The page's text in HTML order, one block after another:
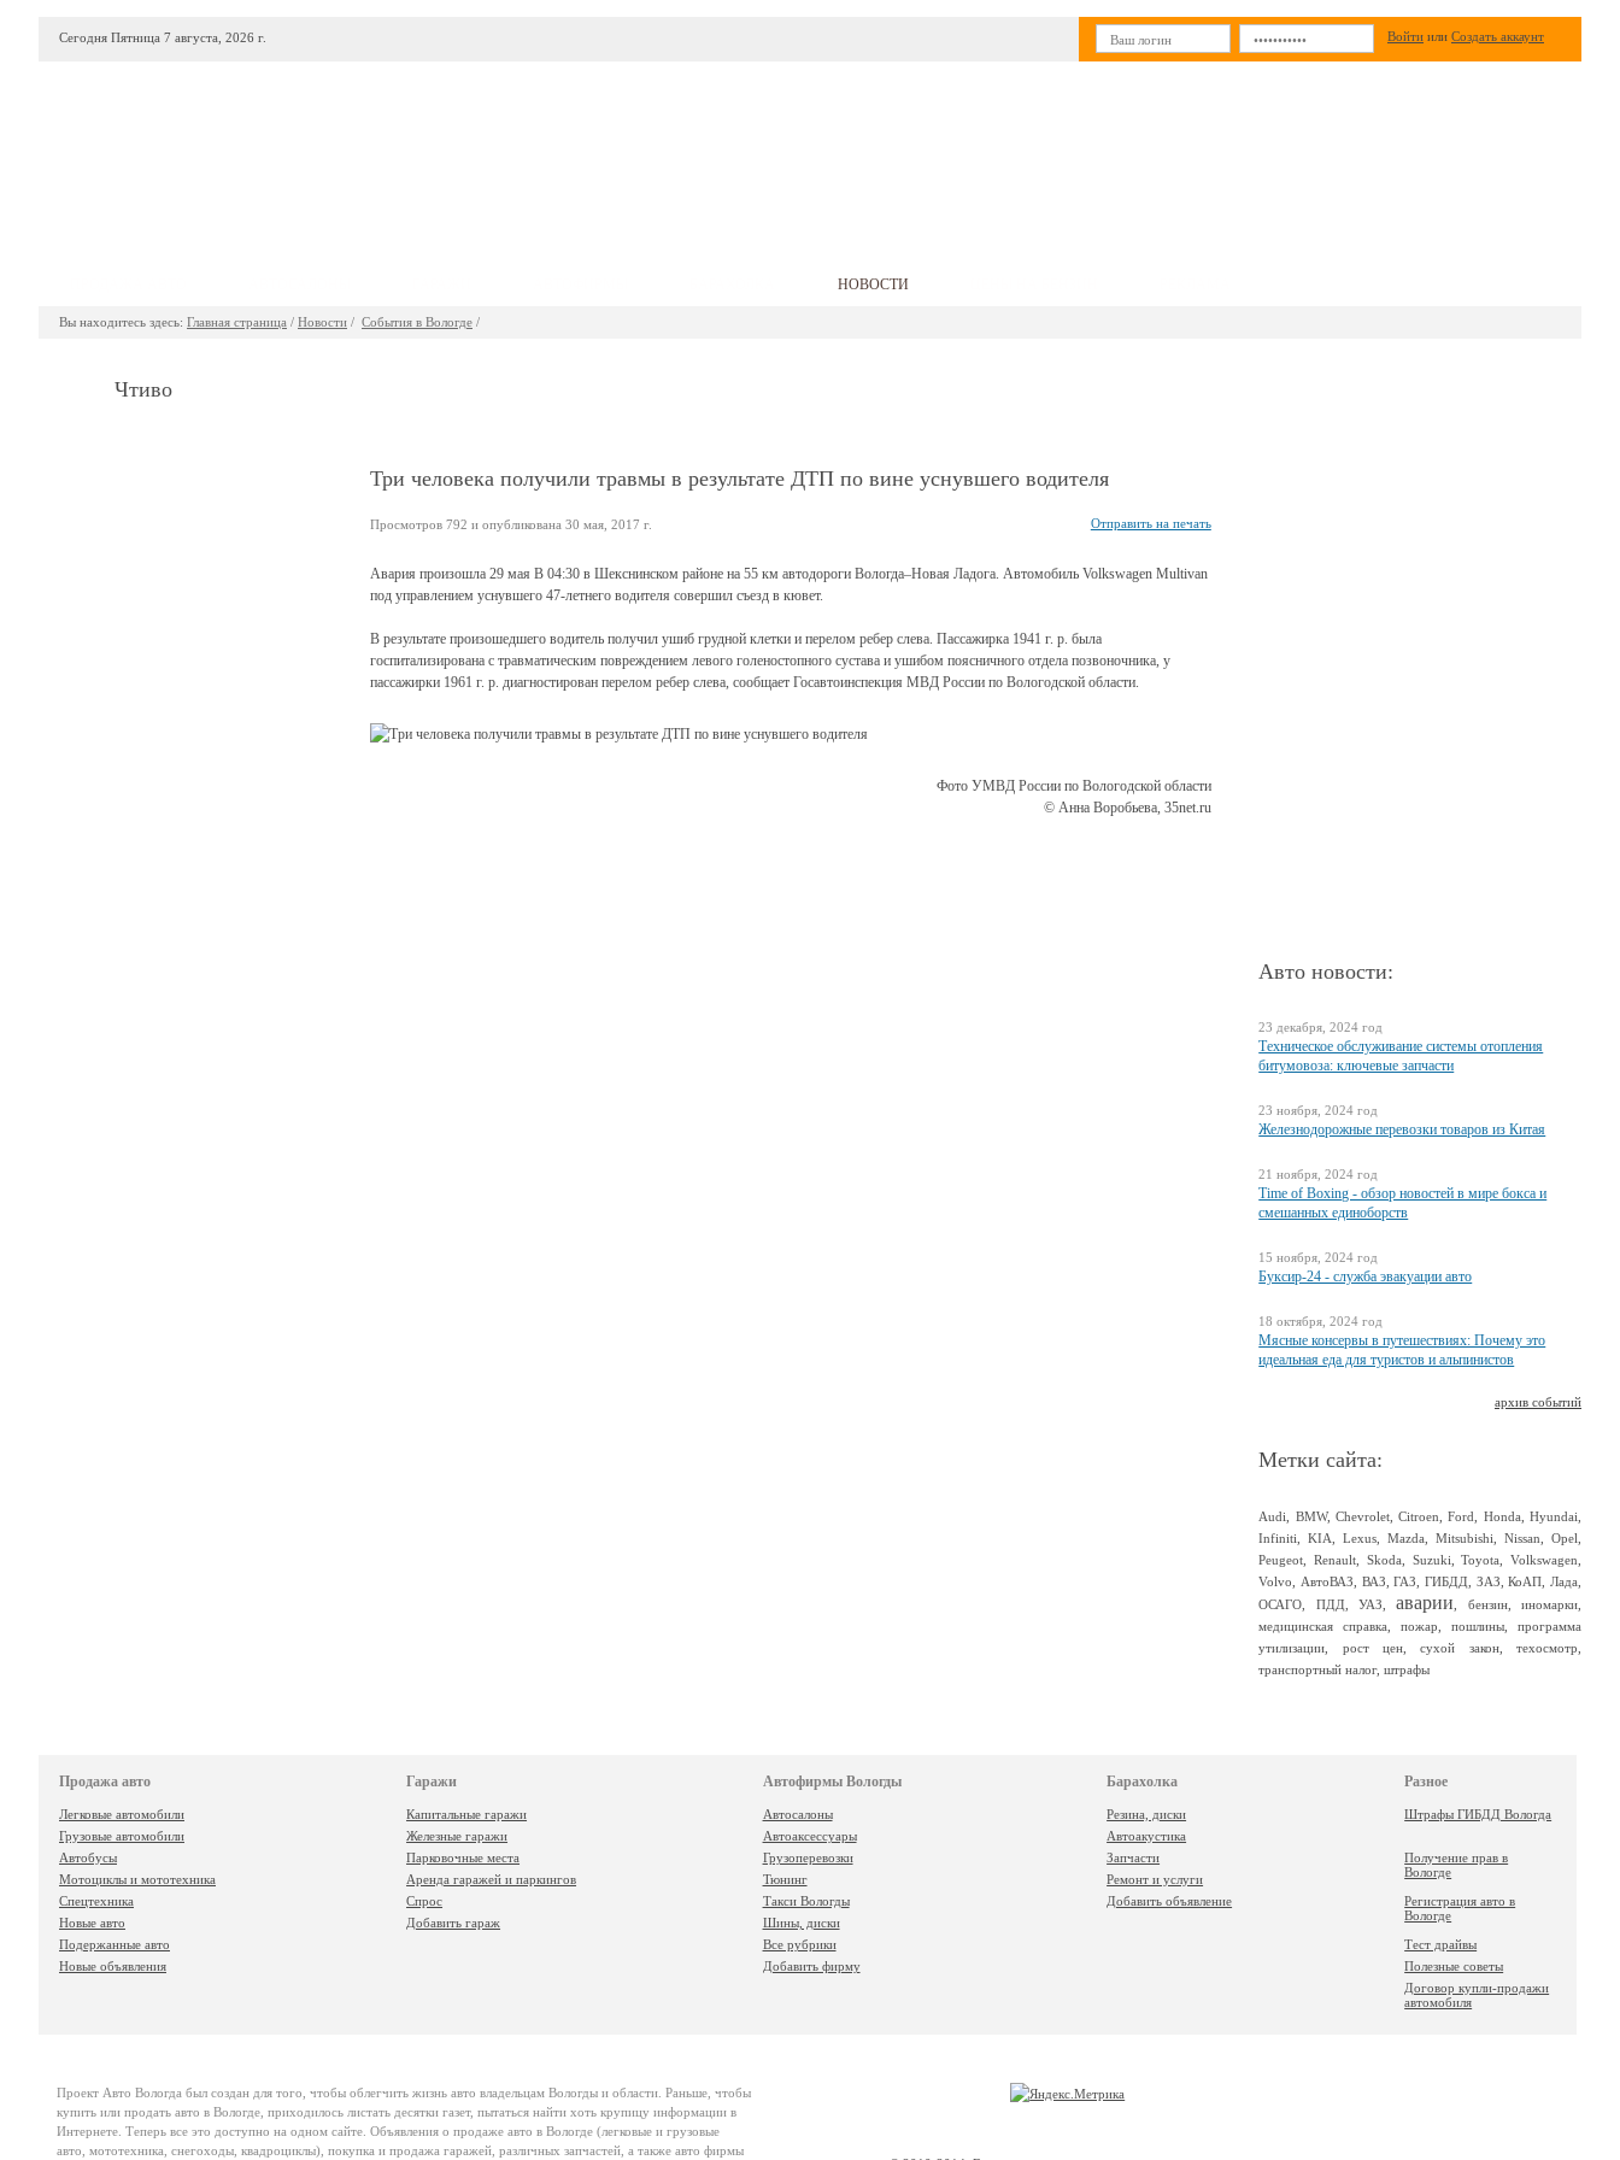
Сегодня Пятница 7 августа, 2026 г. Войти или Создать аккаунт
НОВОСТИ
Вы находитесь здесь: Главная страница / Новости / События в Вологде /
Чтиво
Три человека получили травмы в результате ДТП по вине уснувшего водителя
Просмотров 792 и опубликована 30 мая, 2017 г. Отправить на печать
Авария произошла 29 мая В 04:30 в Шекснинском районе на 55 км автодороги Вологда–Новая Ладога. Автомобиль Volkswagen Multivan
под управлением уснувшего 47-летнего водителя совершил съезд в кювет.
В результате произошедшего водитель получил ушиб грудной клетки и перелом ребер слева. Пассажирка 1941 г. р. была
госпитализирована с травматическим повреждением левого голеностопного сустава и ушибом поясничного отдела позвоночника, у
пассажирки 1961 г. р. диагностирован перелом ребер слева, сообщает Госавтоинспекция МВД России по Вологодской области.
Фото УМВД России по Вологодской области
© Анна Воробьева, 35net.ru
Авто новости:
23 декабря, 2024 год
Техническое обслуживание системы отопления
битумовоза: ключевые запчасти
23 ноября, 2024 год
Железнодорожные перевозки товаров из Китая
21 ноября, 2024 год
Time of Boxing - обзор новостей в мире бокса и
смешанных единоборств
15 ноября, 2024 год
Буксир-24 - служба эвакуации авто
18 октября, 2024 год
Мясные консервы в путешествиях: Почему это
идеальная еда для туристов и альпинистов
архив событий
Метки сайта:
Audi BMW, Chevrolet,Citroen ,Ford Honda ,Hyundai
Infiniti
,KIA ,Lexus ,Mazda ,Mitsubishi ,Nissan ,Opel
Peugeot
Renault Skoda Suzuki ,Toyota Volkswagen
Volvo
АвтоВАЗ ВАЗ ,ГАЗ ГИБДД ЗАЗ ,КоАП ,Лада
ОСАГО
ПДД УАЗ ,аварии бензин,иномарки
медицинская справка ,пожар ,пошлины
программа
утилизации
рост цен,сухой закон,техосмотр
транспортный налог,штрафы
Продажа авто
Легковые автомобили
Грузовые автомобили
Автобусы
Мотоциклы и мототехника
Спецтехника
Новые авто
Подержанные авто
Новые объявления
Гаражи
Капитальные гаражи
Железные гаражи
Парковочные места
Аренда гаражей и паркингов
Спрос
Добавить гараж
Автофирмы Вологды
Автосалоны
Автоаксессуары
Грузоперевозки
Тюнинг
Такси Вологды
Шины, диски
Все рубрики
Добавить фирму
Барахолка
Резина, диски
Автоакустика
Запчасти
Ремонт и услуги
Добавить объявление
Разное
Штрафы ГИБДД Вологда
Получение прав в
Вологде
Регистрация авто в
Вологде
Тест драйвы
Полезные советы
Договор купли-продажи
автомобиля
Проект Авто Вологда был создан для того, чтобы облегчить жизнь авто владельцам Вологды и области. Раньше, чтобы
купить или продать авто в Вологде, приходилось листать десятки газет, пытаться найти хоть крупицу информации в
Интернете. Теперь все это доступно на одном сайте. Объявления о продаже авто в Вологде (легковые и грузовые
авто, мототехника, снегоходы, квадроциклы), покупка и продажа гаражей, различных запчастей, а также авто фирмы